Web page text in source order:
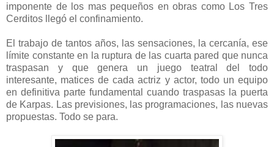
imponente de los mas pequeños en obras como Los Tres
Cerditos llegó el confinamiento.
El trabajo de tantos años, las sensaciones, la cercanía, ese
límite constante en la ruptura de las cuarta pared que nunca
traspasan y que genera un juego teatral del todo
interesante, matices de cada actriz y actor, todo un equipo
en definitiva parte fundamental cuando traspasas la puerta
de Karpas. Las previsiones, las programaciones, las nuevas
propuestas. Todo se para.